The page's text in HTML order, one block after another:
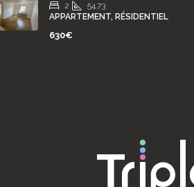
2
54.73
APPARTEMENT, RÉSIDENTIEL
630€